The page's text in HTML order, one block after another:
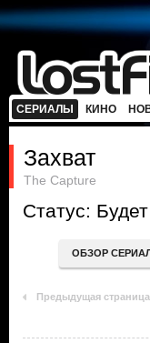
СЕРИАЛЫ КИНО
Захват
The Capture
Статус:
ОБЗОР
Предыдущая страница